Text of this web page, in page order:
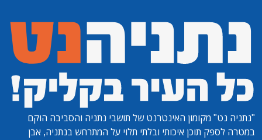
"נתניה נט" מקומון האינטרנט של תושבי נתניה והסביבה הוקם
במטרה לספק תוכן איכותי ובלתי תלוי על המתרחש בנתניה, אבן